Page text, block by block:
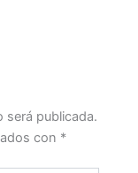
será publicada.
con *